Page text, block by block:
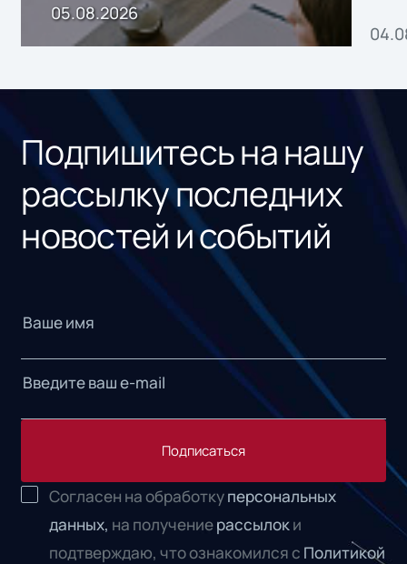
05.08.2026
Подпишитесь на нашу
рассылку последних
новостей и событий
Подписаться
Согласен на обработкуперсональных
данных, на получениерассылоки
подтверждаю, что ознакомился с Политикой